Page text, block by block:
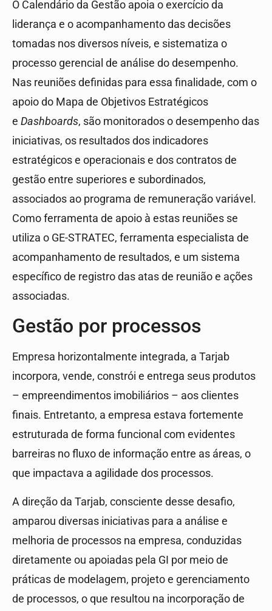
O Calendário da Gestão apoia o exercício da
liderança e o acompanhamento das decisões
tomadas nos diversos níveis, e sistematiza o
processo gerencial de análise do desempenho.
Nas reuniões definidas para essa finalidade, com o
apoio do Mapa de Objetivos Estratégicos
e Dashboards, são monitorados o desempenho das
iniciativas, os resultados dos indicadores
estratégicos e operacionais e dos contratos de
gestão entre superiores e subordinados,
associados ao programa de remuneração variável.
Como ferramenta de apoio à estas reuniões se
utiliza o GE-STRATEC, ferramenta especialista de
acompanhamento de resultados, e um sistema
específico de registro das atas de reunião e ações
associadas.
Gestão por processos
Empresa horizontalmente integrada, a Tarjab
incorpora, vende, constrói e entrega seus produtos
– empreendimentos imobiliários – aos clientes
finais. Entretanto, a empresa estava fortemente
estruturada de forma funcional com evidentes
barreiras no fluxo de informação entre as áreas, o
que impactava a agilidade dos processos.
A direção da Tarjab, consciente desse desafio,
amparou diversas iniciativas para a análise e
melhoria de processos na empresa, conduzidas
diretamente ou apoiadas pela GI por meio de
práticas de modelagem, projeto e gerenciamento
de processos, o que resultou na incorporação de